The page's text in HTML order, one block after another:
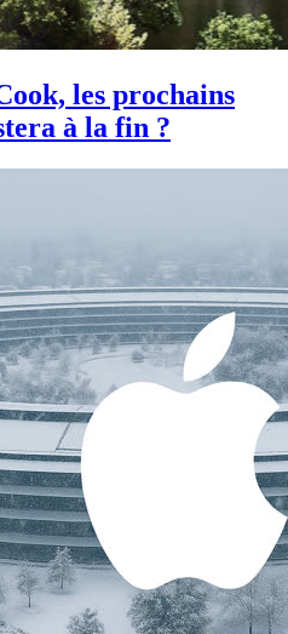
les prochains
à la fin ?